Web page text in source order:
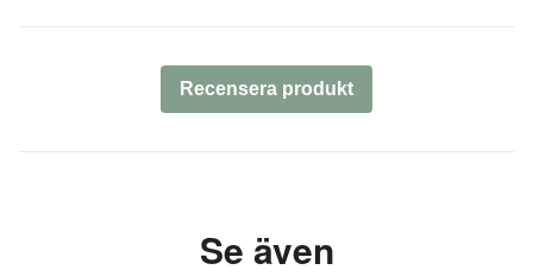
Recensera produkt
Se även